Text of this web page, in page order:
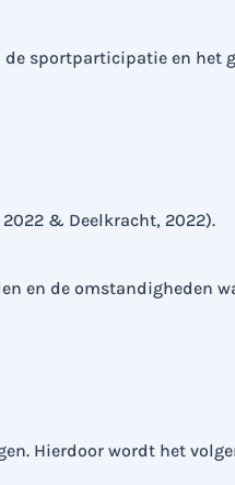
sportparticipatie en het
& Deelkracht, 2022).
en de omstandigheden
Hierdoor wordt het